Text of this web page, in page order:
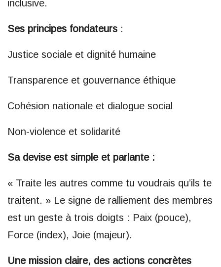
inclusive.
Ses principes fondateurs :
Justice sociale et dignité humaine
Transparence et gouvernance éthique
Cohésion nationale et dialogue social
Non-violence et solidarité
Sa devise est simple et parlante :
« Traite les autres comme tu voudrais qu’ils te
traitent. » Le signe de ralliement des membres
est un geste à trois doigts : Paix (pouce),
Force (index), Joie (majeur).
Une mission claire, des actions concrètes